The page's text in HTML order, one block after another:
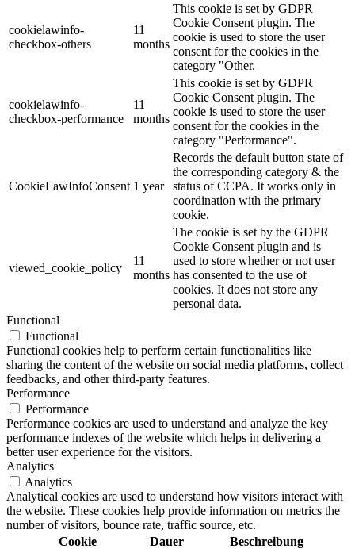
cookielawinfo-
checkbox-others
11
months
This cookie is set by GDPR
Cookie Consent plugin. The
cookie is used to store the user
consent for the cookies in the
category "Other.
cookielawinfo-
checkbox-performance
11
months
This cookie is set by GDPR
Cookie Consent plugin. The
cookie is used to store the user
consent for the cookies in the
category "Performance".
CookieLawInfoConsent 1 year
Records the default button state of
the corresponding category & the
status of CCPA. It works only in
coordination with the primary
cookie.
viewed_cookie_policy
11
months
The cookie is set by the GDPR
Cookie Consent plugin and is
used to store whether or not user
has consented to the use of
cookies. It does not store any
personal data.
Functional
Functional
Functional cookies help to perform certain functionalities like
sharing the content of the website on social media platforms, collect
feedbacks, and other third-party features.
Performance
Performance
Performance cookies are used to understand and analyze the key
performance indexes of the website which helps in delivering a
better user experience for the visitors.
Analytics
Analytics
Analytical cookies are used to understand how visitors interact with
the website. These cookies help provide information on metrics the
number of visitors, bounce rate, traffic source, etc.
Cookie
Dauer Beschreibung